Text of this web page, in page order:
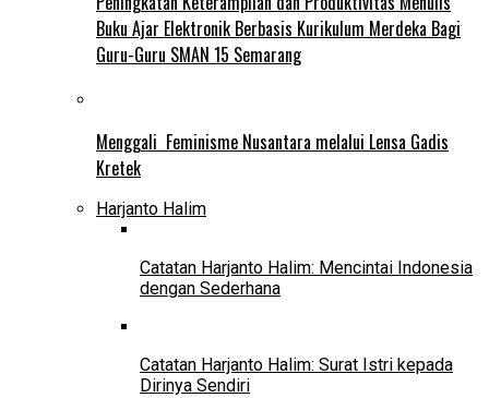
Buku Ajar Elektronik Berbasis Kurikulum Merdeka Bagi
Guru-Guru SMAN 15 Semarang
Menggali Feminisme Nusantara melalui Lensa Gadis
Kretek
Harjanto Halim
Catatan Harjanto Halim: Mencintai Indonesia
dengan Sederhana
Catatan Harjanto Halim: Surat Istri kepada
Dirinya Sendiri